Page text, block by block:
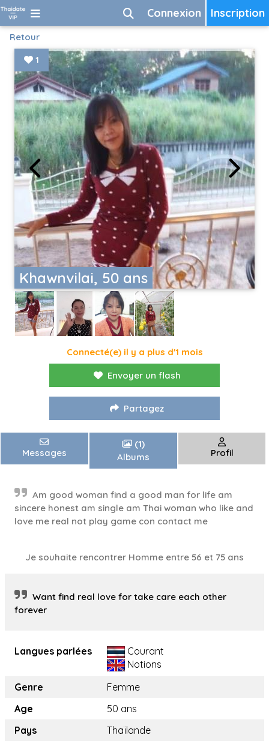
Inscription
Connexion
Retour
Khawnvilai, 50 ans
1
Connecté(e) il y a plus d'1 mois
Envoyer un flash
Partagez
Messages
(1)
Albums
Profil
Am good woman find a good man for life am
sincere honest am single am Thai woman who like and
love me real not play game con contact me
Je souhaite rencontrer Homme entre 56 et 75 ans
Want find real love for take care each other
forever
Langues parlées
Courant
Notions
Genre
Femme
Age
50 ans
Pays
Thaïlande